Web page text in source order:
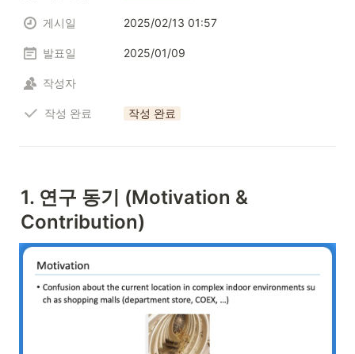
게시일 2025/02/13 01:57
발표일 2025/01/09
작성자
작성 완료 작성 완료
1. 연구 동기 (Motivation &
Contribution)